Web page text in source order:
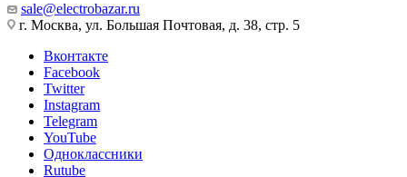
sale@electrobazar.ru
г. Москва, ул. Большая Почтовая, д. 38, стр. 5
Вконтакте
Facebook
Twitter
Instagram
Telegram
YouTube
Одноклассники
Rutube